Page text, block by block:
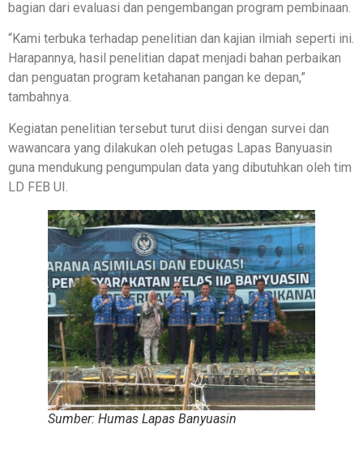
bagian dari evaluasi dan pengembangan program pembinaan.
“Kami terbuka terhadap penelitian dan kajian ilmiah seperti ini.
Harapannya, hasil penelitian dapat menjadi bahan perbaikan
dan penguatan program ketahanan pangan ke depan,”
tambahnya.
Kegiatan penelitian tersebut turut diisi dengan survei dan
wawancara yang dilakukan oleh petugas Lapas Banyuasin
guna mendukung pengumpulan data yang dibutuhkan oleh tim
LD FEB UI.
Sumber: Humas Lapas Banyuasin